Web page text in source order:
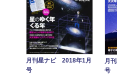
月刊星ナビ 2018年1月
号
月
号